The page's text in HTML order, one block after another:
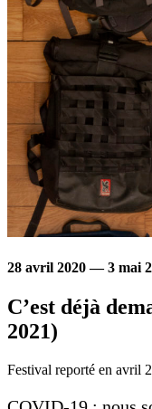
28 avril 2020 — 3 mai
C’est déjà
2021)
Festival reporté en avril